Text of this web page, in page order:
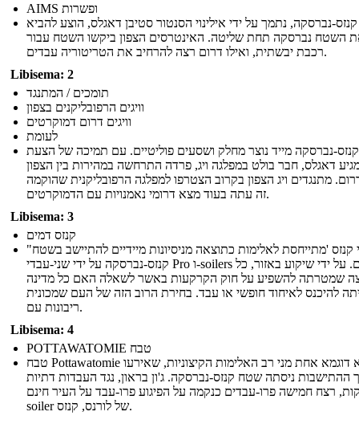
AIMS ופשרות
נברסקה, נתמך על ידי אילינוי הסנטור סטיבן דאגלס, הוצע להביא
השטח נברסקה תחת שליטה. האינטרסים הצפון ביקשו השטח עבור
רכבת יבשתית, ואילו דרום רצה להרחיב את הטריטוריה עבדים.
Libisema: 2
תומכים / המתנגד
וויגים הרפובליקנים בצפון
וויגים דרום דמוקרטים
לעומת
נברסקה מייד נוצר מחלק ושסעים פוליטיים. עם תמיכה של הצעת
דאגלס, חבר בולט במפלגה ויג, פרדה התרחשה במהירות בין הצפון
דרום. מתנגדים ויג הצפון בקרוב הצטרפו למפלגה הרפובליקנית שהוקמה
זה עתה בעוד מצא דרומי נאמנויות עם הדמוקרטים.
Libisema: 3
קנזס דמים
"בלאדי קנזס 'מתייחסת לאלימות כתוצאה מניסיונות מיידיים להתיישב בשטח
קנזס-נברסקה על ידי שני-עבדי Pro ו-soilers חינם. על ידי שיקוע באזור, כל
שמטרתה להשפיע על חוק הקרקעות באשר לשאלה האם כל מדינה
להיכנס לאיחוד חופשי או עבד. בחירת הרוב הזה של העם שמכונית
ריבונות עם.
Libisema: 4
POTTAWATOMIE טבח
טבח Pottawatomie הוא דוגמא אחת מני רב האלימות הקיצוניות, שאירעו
ההתישבות ניסתה שטח קנזס-נברסקה. ג'ון בראון, נגד העבדות דתיות
רצח חמישה פרו-עבדים כנקמה על הפיגוע פרו-עבד על העיר חינם-
soiler של לורנס, קנזס.